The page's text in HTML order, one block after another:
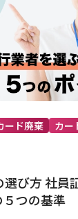
ード廃棄
カー
び方 社員
つの基準